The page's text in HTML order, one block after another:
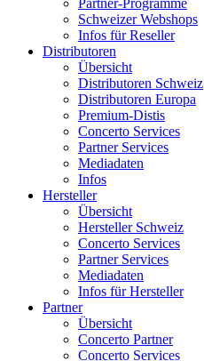
Partner-Programme
Schweizer Webshops
Infos für Reseller
Distributoren
Übersicht
Distributoren Schweiz
Distributoren Europa
Premium-Distis
Concerto Services
Partner Services
Mediadaten
Infos
Hersteller
Übersicht
Hersteller Schweiz
Concerto Services
Partner Services
Mediadaten
Infos für Hersteller
Partner
Übersicht
Concerto Partner
Concerto Services